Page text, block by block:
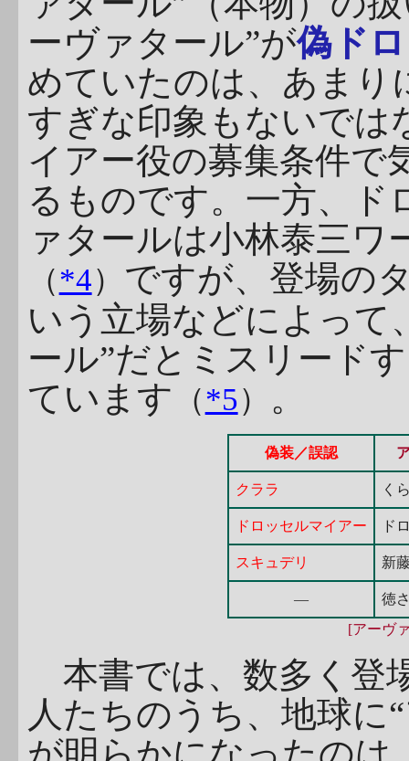
ーヴァタール”が偽ド
めていたのは、あまり
すぎな印象もないでは
イアー役の募集条件で
るものです。一方、ド
ァタールは小林泰三ワ
（*4） ですが、登場の
いう立場などによって
ール”だとミスリード
ています （*5） 。
[アーヴ
偽装／誤認
クララ く
ドロッセルマイアー ド
スキュデリ 新
― 徳
本書では、数多く登
人たちのうち、地球に